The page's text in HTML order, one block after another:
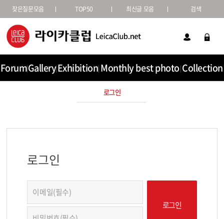
잦은질문모음 TOP50 최신글 모음 검색
ForumGalleryExhibition Monthly best photo Collection
로그인
로그인